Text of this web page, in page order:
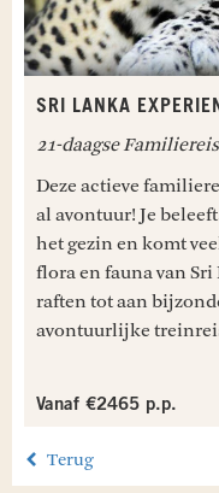
SRI LANKA
21-daagse
Deze actieve
al avontuur! Je
het gezin en komt
flora en fauna van
raften tot aan
avontuurlijke
Vanaf €2465 p.p.
Terug